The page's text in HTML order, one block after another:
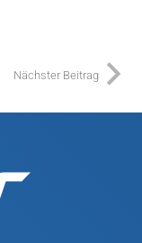
Nächster Beitrag